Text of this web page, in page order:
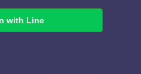
with Line